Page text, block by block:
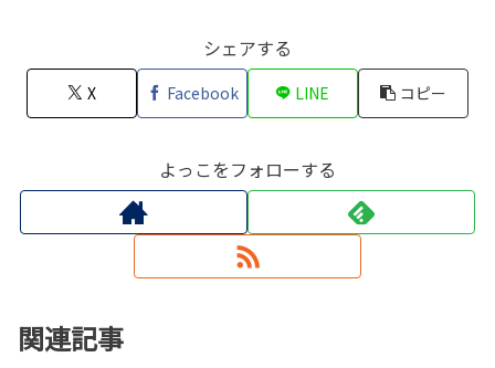
シェアする
X Facebook LINE コピー
よっこをフォローする
関連記事